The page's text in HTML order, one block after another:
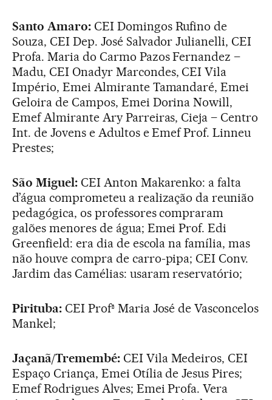
Santo Amaro: CEI Domingos Rufino de
Souza, CEI Dep. José Salvador Julianelli, CEI
Profa. Maria do Carmo Pazos Fernandez –
Madu, CEI Onadyr Marcondes, CEI Vila
Império, Emei Almirante Tamandaré, Emei
Geloira de Campos, Emei Dorina Nowill,
Emef Almirante Ary Parreiras, Cieja – Centro
Int. de Jovens e Adultos e Emef Prof. Linneu
Prestes;
São Miguel: CEI Anton Makarenko: a falta
d’água comprometeu a realização da reunião
pedagógica, os professores compraram
galões menores de água; Emei Prof. Edi
Greenfield: era dia de escola na família, mas
não houve compra de carro-pipa; CEI Conv.
Jardim das Camélias: usaram reservatório;
Pirituba:CEI Profª Maria José de Vasconcelos
Mankel;
Jaçanã/Tremembé: CEI Vila Medeiros, CEI
Espaço Criança, Emei Otília de Jesus Pires;
Emef Rodrigues Alves; Emei Profa. Vera